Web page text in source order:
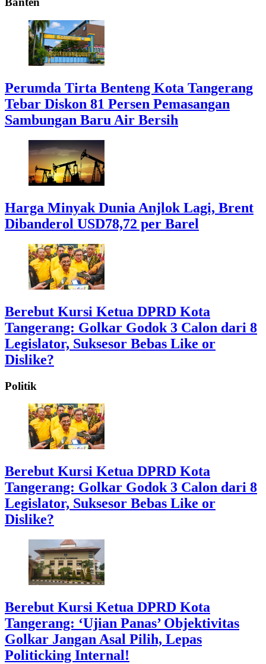
Perumda Tirta Benteng Kota Tangerang
Tebar Diskon 81 Persen Pemasangan
Sambungan Baru Air Bersih
Harga Minyak Dunia Anjlok Lagi, Brent
Dibanderol USD78,72 per Barel
Berebut Kursi Ketua DPRD Kota
Tangerang: Golkar Godok 3 Calon dari 8
Legislator, Suksesor Bebas Like or
Dislike?
Politik
Berebut Kursi Ketua DPRD Kota
Tangerang: Golkar Godok 3 Calon dari 8
Legislator, Suksesor Bebas Like or
Dislike?
Berebut Kursi Ketua DPRD Kota
Tangerang: ‘Ujian Panas’ Objektivitas
Golkar Jangan Asal Pilih, Lepas
Politicking Internal!